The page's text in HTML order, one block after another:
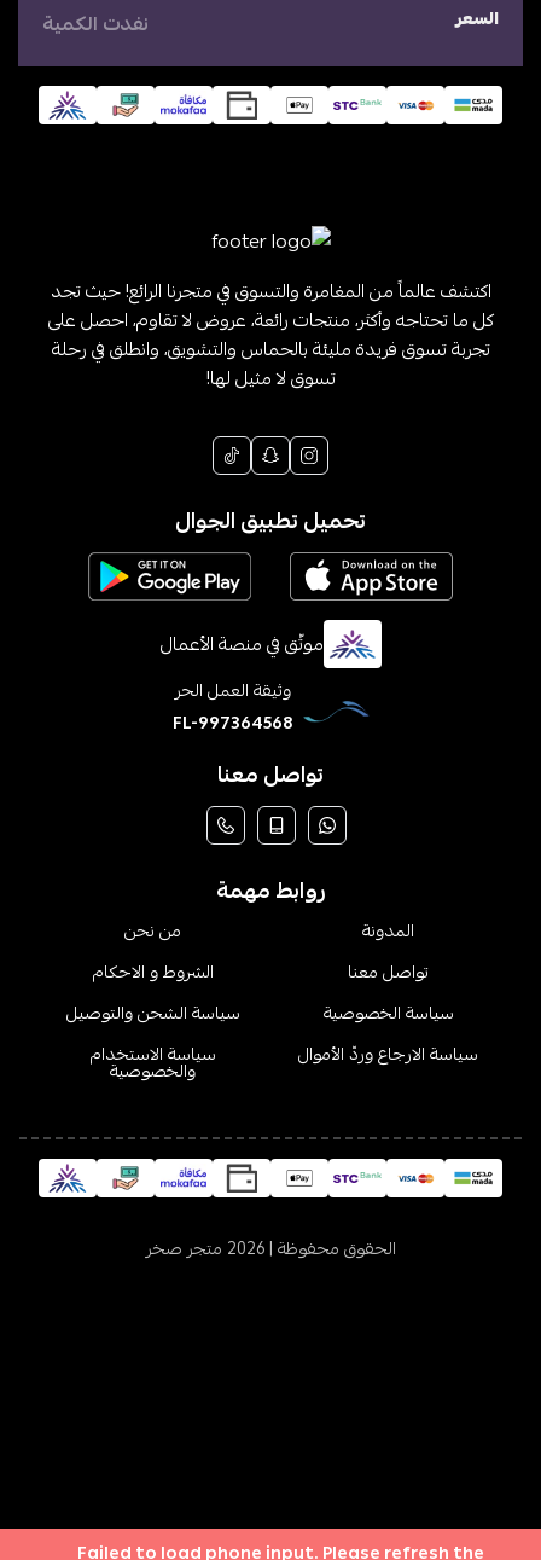
السعر نفدت الكمية
اكتشف عالماً من المغامرة والتسوق في متجرنا الرائع! حيث تجد
كل ما تحتاجه وأكثر، منتجات رائعة، عروض لا تقاوم، احصل على
تجربة تسوق فريدة مليئة بالحماس والتشويق، وانطلق في رحلة
تسوق لا مثيل لها!
تحميل تطبيق الجوال
موثّق في منصة الأعمال
وثيقة العمل الحر
FL-997364568
تواصل معنا
روابط مهمة
المدونة
من نحن
تواصل معنا
الشروط و الاحكام
سياسة الخصوصية
سياسة الشحن والتوصيل
سياسة الارجاع وردّ الأموال
سياسة الاستخدام
والخصوصية
الحقوق محفوظة | 2026 متجر صخر
Failed to load phone input. Please refresh the